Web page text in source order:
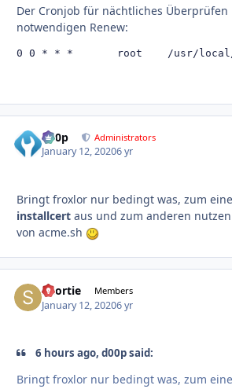
Der Cronjob für nächtliches Überprüfen
notwendigen Renew:
0 0 * * *       root    /usr/local/
d00p Administrators
January 12, 20206 yr
Bringt froxlor nur bedingt was, zum
installcert aus und zum anderen
von acme.sh
Shortie Members
January 12, 20206 yr
6 hours ago, d00p said:
Bringt froxlor nur bedingt was, zum